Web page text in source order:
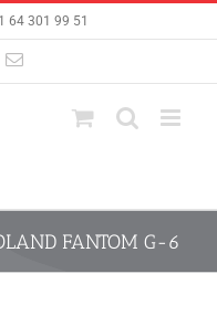
64 301 99 51
Email
FANTOM G-6